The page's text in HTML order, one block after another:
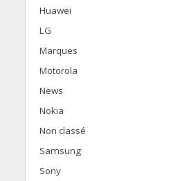
Huawei
LG
Marques
Motorola
News
Nokia
Non classé
Samsung
Sony